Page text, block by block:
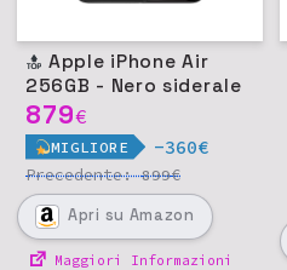
Apple iPhone Air
256GB - Nero siderale
879€
MIGLIORE -360€
Precedente:899€
Apri su Amazon
Maggiori Informazioni